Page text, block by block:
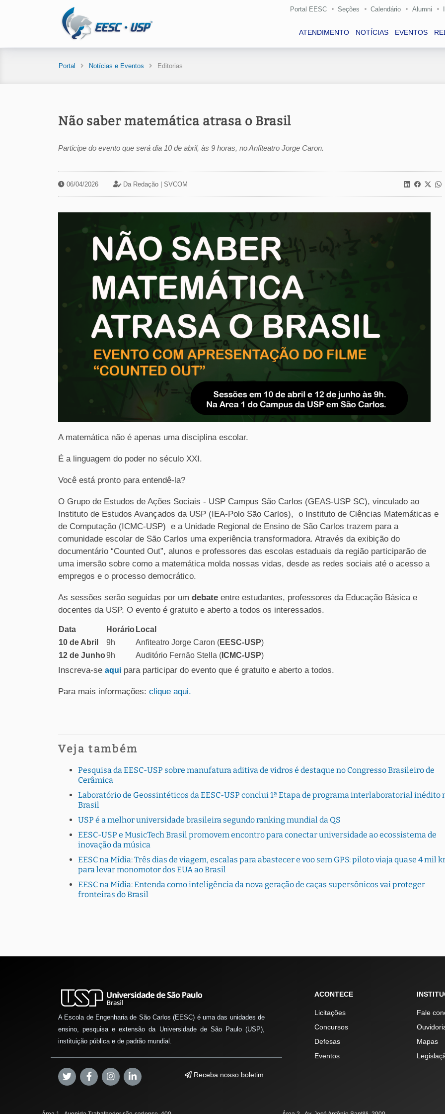
Portal EESC Seções Calendário Alumni
ATENDIMENTO NOTÍCIAS EVENTOS
Portal Notícias e Eventos Editorias
Não saber matemática atrasa o Brasil
Participe do evento que será dia 10 de abril, às 9 horas, no Anfiteatro Jorge Caron.
06/04/2026 Da Redação | SVCOM
A matemática não é apenas uma disciplina escolar.
É a linguagem do poder no século XXI.
Você está pronto para entendê-la?
O Grupo de Estudos de Ações Sociais - USP Campus São Carlos (GEAS-USP SC), vinculado ao
Instituto de Estudos Avançados da USP (IEA-Polo São Carlos), o Instituto de Ciências Matemáticas e
de Computação (ICMC-USP) e a Unidade Regional de Ensino de São Carlos trazem para a
comunidade escolar de São Carlos uma experiência transformadora. Através da exibição do
documentário “Counted Out”, alunos e professores das escolas estaduais da região participarão de
uma imersão sobre como a matemática molda nossas vidas, desde as redes sociais até o acesso a
empregos e o processo democrático.
As sessões serão seguidas por um debate entre estudantes, professores da Educação Básica e
docentes da USP. O evento é gratuito e aberto a todos os interessados.
Data Horário Local
10 de Abril
9h Anfiteatro Jorge Caron (EESC-USP)
12 de Junho9h Auditório Fernão Stella ( ICMC-USP)
Inscreva-se aqui para participar do evento que é gratuito e aberto a todos.
Para mais informações: clique aqui.
Veja também
Pesquisa da EESC-USP sobre manufatura aditiva de vidros é destaque no Congresso Brasileiro de
Cerâmica
Laboratório de Geossintéticos da EESC-USP conclui 1ª Etapa de programa interlaboratorial inédito
Brasil
USP é a melhor universidade brasileira segundo ranking mundial da QS
EESC-USP e MusicTech Brasil promovem encontro para conectar universidade ao ecossistema de
inovação da música
EESC na Mídia: Três dias de viagem, escalas para abastecer e voo sem GPS: piloto viaja quase 4 mil
para levar monomotor dos EUA ao Brasil
EESC na Mídia: Entenda como inteligência da nova geração de caças supersônicos vai proteger
fronteiras do Brasil
A Escola de Engenharia de São Carlos (EESC) é uma das unidades de
ensino, pesquisa e extensão da Universidade de São Paulo (USP),
instituição pública e de padrão mundial.
Receba nosso boletim
ACONTECE
Licitações
Concursos
Defesas
Eventos
Fale
Mapas